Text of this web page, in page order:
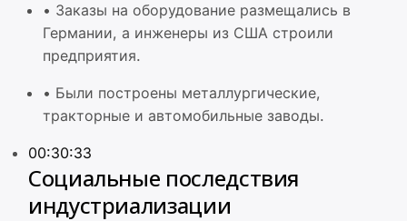
• Заказы на оборудование размещались в
Германии, а инженеры из США строили
предприятия.
• Были построены металлургические,
тракторные и автомобильные заводы.
00:30:33
Социальные последствия
индустриализации